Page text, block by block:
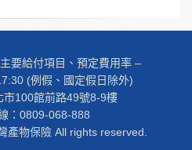
要給付項目、預定費用率 –
(例假、國定假日除外)
市100館前路49號8-9樓
：0809-068-888
產物保險 All rights reserved.